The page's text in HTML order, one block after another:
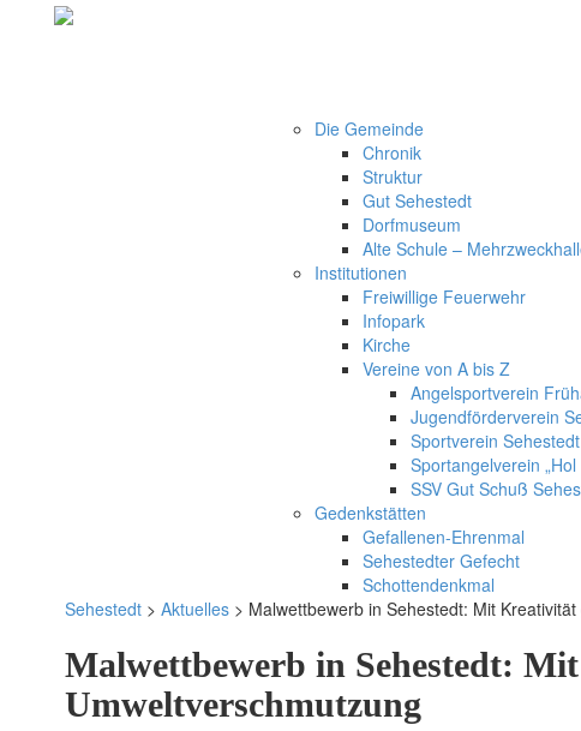
Die Gemeinde
Chronik
Struktur
Gut Sehestedt
Dorfmuseum
Alte Schule –
Institutionen
Freiwillige Feuerwehr
Infopark
Kirche
Vereine von A bis Z
Angelsportverein
Jugendförderverein
Sportverein
Sportangelverein
SSV Gut Schuß
Gedenkstätten
Gefallenen-Ehrenmal
Sehestedter Gefecht
Schottendenkmal
Sehestedt> Aktuelles> Malwettbewerb in Sehestedt: Mit
Malwettbewerb in Sehestedt:
Umweltverschmutzung